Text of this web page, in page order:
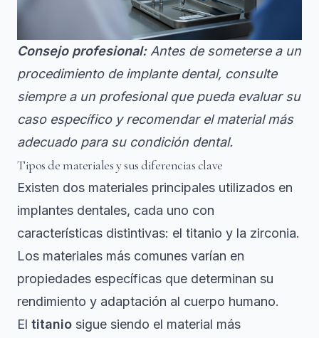
Consejo profesional: Antes de someterse a un
procedimiento de implante dental, consulte
siempre a un profesional que pueda evaluar su
caso específico y recomendar el material más
adecuado para su condición dental.
Tipos de materiales y sus diferencias clave
Existen dos materiales principales utilizados en
implantes dentales, cada uno con
características distintivas: el titanio y la zirconia.
Los materiales más comunes varían en
propiedades específicas que determinan su
rendimiento y adaptación al cuerpo humano.
El titanio sigue siendo el material más